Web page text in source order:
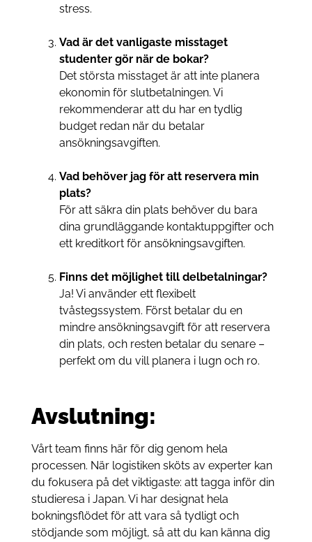
stress.
Vad är det vanligaste misstaget
studenter gör när de bokar?
Det största misstaget är att inte planera
ekonomin för slutbetalningen. Vi
rekommenderar att du har en tydlig
budget redan när du betalar
ansökningsavgiften.
Vad behöver jag för att reservera min
plats?
För att säkra din plats behöver du bara
dina grundläggande kontaktuppgifter och
ett kreditkort för ansökningsavgiften.
Finns det möjlighet till delbetalningar?
Ja! Vi använder ett flexibelt
tvåstegssystem. Först betalar du en
mindre ansökningsavgift för att reservera
din plats, och resten betalar du senare –
perfekt om du vill planera i lugn och ro.
Avslutning:
Vårt team finns här för dig genom hela
processen. När logistiken sköts av experter kan
du fokusera på det viktigaste: att tagga inför din
studieresa i Japan. Vi har designat hela
bokningsflödet för att vara så tydligt och
stödjande som möjligt, så att du kan känna dig